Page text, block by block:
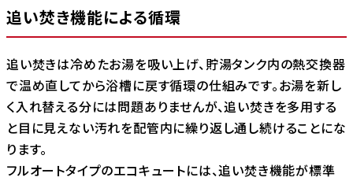
追い焚き機能による循環
追い焚きは冷めたお湯を吸い上げ、貯湯タンク内の熱交換器
で温め直してから浴槽に戻す循環の仕組みです。お湯を新し
く入れ替える分には問題ありませんが、追い焚きを多用する
と目に見えない汚れを配管内に繰り返し通し続けることにな
ります。
フルオートタイプのエコキュートには、追い焚き機能が標準